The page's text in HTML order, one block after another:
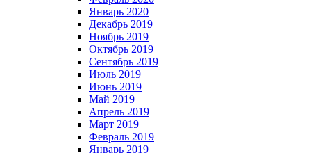
Январь 2020
Декабрь 2019
Ноябрь 2019
Октябрь 2019
Сентябрь 2019
Июль 2019
Июнь 2019
Май 2019
Апрель 2019
Март 2019
Февраль 2019
Январь 2019